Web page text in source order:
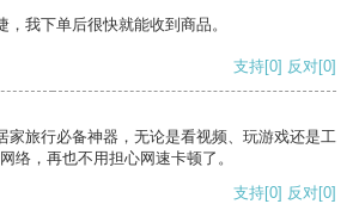
我下单后很快就能收到商品。
支持[0] 反对[0]
家旅行必备神器，无论是看视频、玩游戏还是工
络，再也不用担心网速卡顿了。
支持[0] 反对[0]